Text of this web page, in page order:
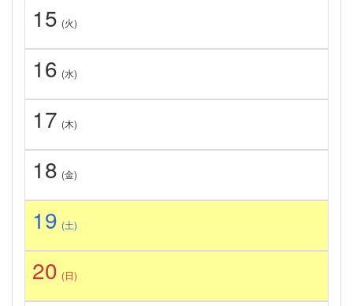
15 (火)
16 (水)
17 (木)
18 (金)
19 (土)
20 (日)